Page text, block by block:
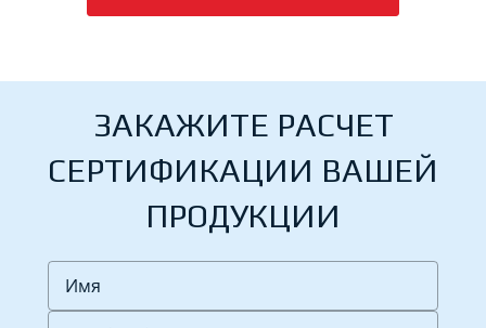
ЗАКАЖИТЕ РАСЧЕТ
СЕРТИФИКАЦИИ ВАШЕЙ
ПРОДУКЦИИ